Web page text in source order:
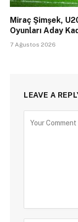
Miraç Şimşek,
Oyunları Aday
7 Ağustos 2026
LEAVE A